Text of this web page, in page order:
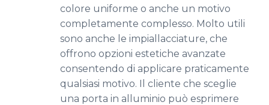
colore uniforme o anche un motivo
completamente complesso. Molto utili
sono anche le impiallacciature, che
offrono opzioni estetiche avanzate
consentendo di applicare praticamente
qualsiasi motivo. Il cliente che sceglie
una porta in alluminio può esprimere